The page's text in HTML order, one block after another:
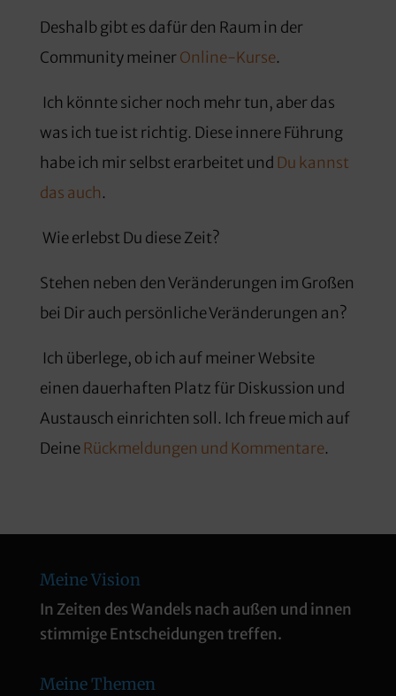
Deshalb gibt es dafür den Raum in der
Community meinerOnline-Kurse.
Ich könnte sicher noch mehr tun, aber das
was ich tue ist richtig. Diese innere Führung
habe ich mir selbst erarbeitet und Du kannst
das auch.
Wie erlebst Du diese Zeit?
Stehen neben den Veränderungen im Großen
bei Dir auch persönliche Veränderungen an?
Ich überlege, ob ich auf meiner Website
einen dauerhaften Platz für Diskussion und
Austausch einrichten soll. Ich freue mich auf
DeineRückmeldungen und Kommentare.
Meine Vision
In Zeiten des Wandels nach außen und innen
stimmige Entscheidungen treffen.
Meine Themen